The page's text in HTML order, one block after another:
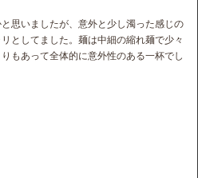
思いましたが、意外と少し濁った感じの
としてました。麺は中細の縮れ麺で少々
もあって全体的に意外性のある一杯でし